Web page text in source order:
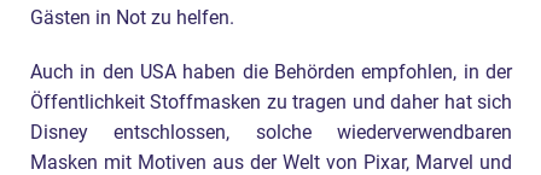
Gästen in Not zu helfen.
Auch in den USA haben die Behörden empfohlen, in der
Öffentlichkeit Stoffmasken zu tragen und daher hat sich
Disney entschlossen, solche wiederverwendbaren
Masken mit Motiven aus der Welt von Pixar, Marvel und